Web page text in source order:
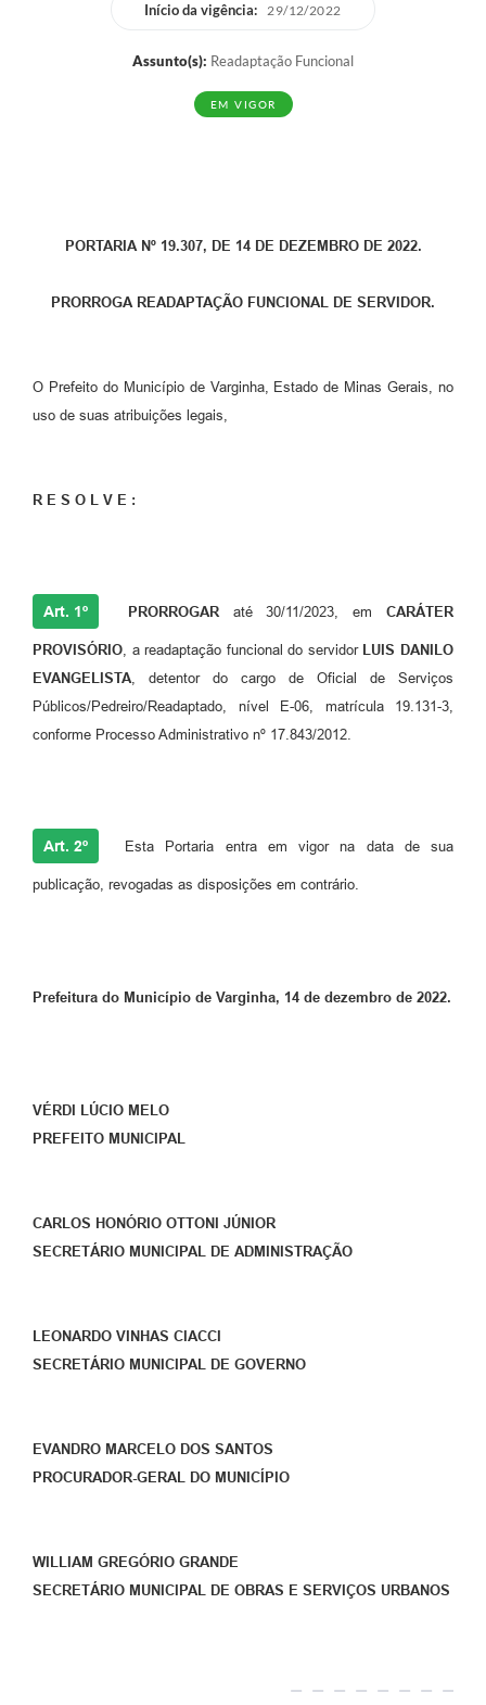
Início da vigência: 29/12/2022
Assunto(s): Readaptação Funcional
EM VIGOR
PORTARIA Nº 19.307, DE 14 DE DEZEMBRO DE 2022.
PRORROGA READAPTAÇÃO FUNCIONAL DE SERVIDOR.
O Prefeito do Município de Varginha, Estado de Minas Gerais, no
uso de suas atribuições legais,
R E S O L V E :
Art. 1º PRORROGAR até 30/11/2023, emCARÁTER
PROVISÓRIO, a readaptação funcional do servidor LUIS DANILO
EVANGELISTA, detentor do cargo de Oficial de Serviços
Públicos/Pedreiro/Readaptado, nível E-06, matrícula 19.131-3,
conforme Processo Administrativo nº 17.843/2012.
Art. 2º Esta Portaria entra em vigor na data de sua
publicação, revogadas as disposições em contrário.
Prefeitura do Município de Varginha, 14 de dezembro de 2022.
VÉRDI LÚCIO MELO
PREFEITO MUNICIPAL
CARLOS HONÓRIO OTTONI JÚNIOR
SECRETÁRIO MUNICIPAL DE ADMINISTRAÇÃO
LEONARDO VINHAS CIACCI
SECRETÁRIO MUNICIPAL DE GOVERNO
EVANDRO MARCELO DOS SANTOS
PROCURADOR-GERAL DO MUNICÍPIO
WILLIAM GREGÓRIO GRANDE
SECRETÁRIO MUNICIPAL DE OBRAS E SERVIÇOS URBANOS